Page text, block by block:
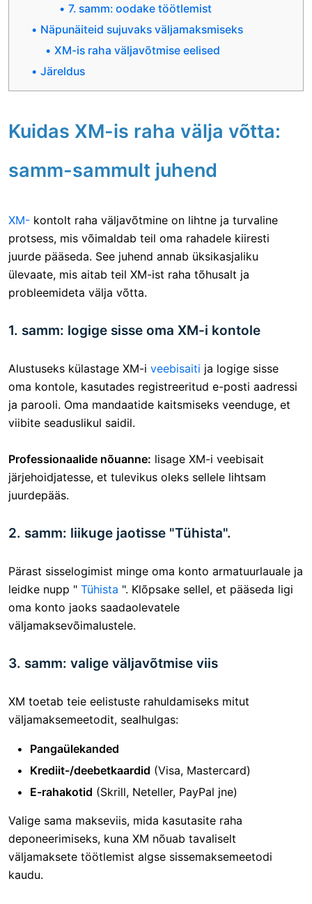
7. samm: oodake töötlemist
Näpunäiteid sujuvaks väljamaksmiseks
XM-is raha väljavõtmise eelised
Järeldus
Kuidas XM-is raha välja võtta:
samm-sammult juhend
XM- kontolt raha väljavõtmine on lihtne ja turvaline
protsess, mis võimaldab teil oma rahadele kiiresti
juurde pääseda. See juhend annab üksikasjaliku
ülevaate, mis aitab teil XM-ist raha tõhusalt ja
probleemideta välja võtta.
1. samm: logige sisse oma XM-i kontole
Alustuseks külastage XM-i veebisaiti ja logige sisse
oma kontole, kasutades registreeritud e-posti aadressi
ja parooli. Oma mandaatide kaitsmiseks veenduge, et
viibite seaduslikul saidil.
Professionaalide nõuanne: lisage XM-i veebisait
järjehoidjatesse, et tulevikus oleks sellele lihtsam
juurdepääs.
2. samm: liikuge jaotisse "Tühista".
Pärast sisselogimist minge oma konto armatuurlauale ja
leidke nupp " Tühista ". Klõpsake sellel, et pääseda ligi
oma konto jaoks saadaolevatele
väljamaksevõimalustele.
3. samm: valige väljavõtmise viis
XM toetab teie eelistuste rahuldamiseks mitut
väljamaksemeetodit, sealhulgas:
Pangaülekanded
Krediit-/deebetkaardid (Visa, Mastercard)
E-rahakotid (Skrill, Neteller, PayPal jne)
Valige sama makseviis, mida kasutasite raha
deponeerimiseks, kuna XM nõuab tavaliselt
väljamaksete töötlemist algse sissemaksemeetodi
kaudu.